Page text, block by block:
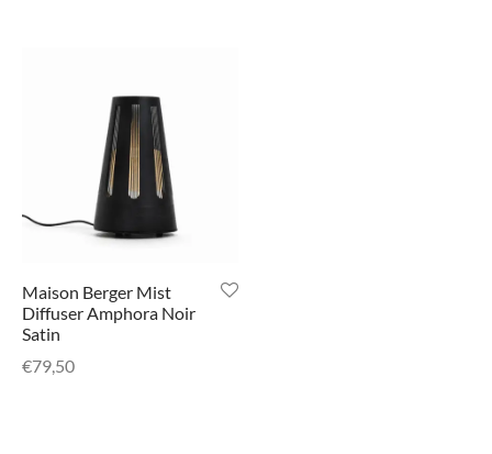
Maison Berger Mist
Diffuser Amphora Noir
Satin
€79,50